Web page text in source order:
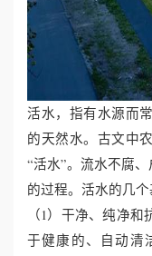
活水，指有水源而
的天然水。古文中
“活水”。流水不腐
的过程。活水的几个
（1）干净、纯净
于健康的、自动清